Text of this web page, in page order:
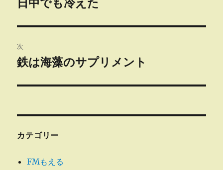
ビ
ゲ
ー
前
投
稿:
日中でも冷えた
次
次
投
鉄は海藻のサプリメント
カテゴリー
FMもえる